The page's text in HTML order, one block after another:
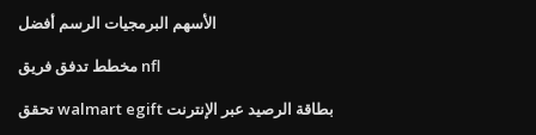
الأسهم البرمجيات الرسم أفضل
مخطط تدفق فريق nfl
تحقق walmart egift بطاقة الرصيد عبر الإنترنت